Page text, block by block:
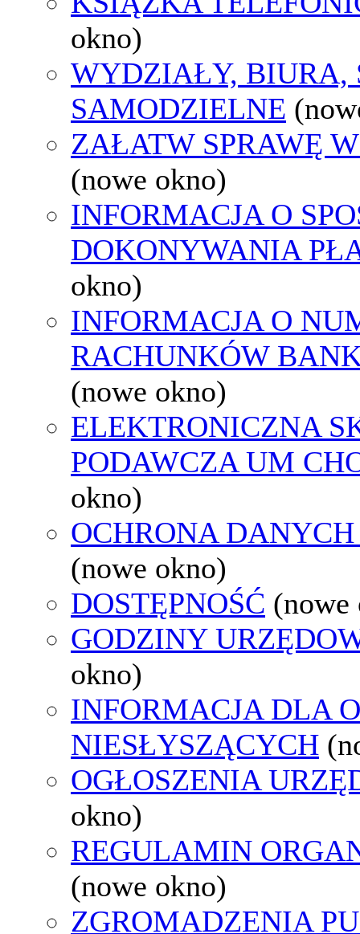
okno)
WYDZIAŁY, BIURA,
SAMODZIELNE
ZAŁATW SPRAWĘ
(nowe okno)
INFORMACJA O
DOKONYWANIA
okno)
INFORMACJA O
RACHUNKÓW
(nowe okno)
ELEKTRONICZNA
PODAWCZA UM
okno)
OCHRONA
(nowe okno)
DOSTĘPNOŚĆ (nowe
GODZINY
okno)
INFORMACJA DLA
NIESŁYSZĄCYCH
OGŁOSZENIA
okno)
REGULAMIN
(nowe okno)
ZGROMADZENIA